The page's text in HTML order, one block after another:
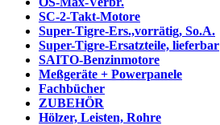
SC-2-Takt-Motore
Super-Tigre-Ers.,vorrätig, So.A.
Super-Tigre-Ersatzteile, lieferbar
SAITO-Benzinmotore
Meßgeräte + Powerpanele
Fachbücher
ZUBEHÖR
Hölzer, Leisten, Rohre